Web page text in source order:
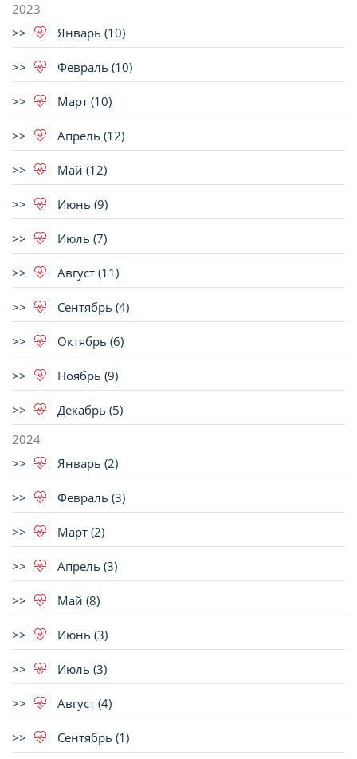
2023
Январь (10)
Февраль (10)
Март (10)
Апрель (12)
Май (12)
Июнь (9)
Июль (7)
Август (11)
Сентябрь (4)
Октябрь (6)
Ноябрь (9)
Декабрь (5)
2024
Январь (2)
Февраль (3)
Март (2)
Апрель (3)
Май (8)
Июнь (3)
Июль (3)
Август (4)
Сентябрь (1)